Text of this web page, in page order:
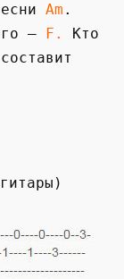
Am .
— F.
Кто